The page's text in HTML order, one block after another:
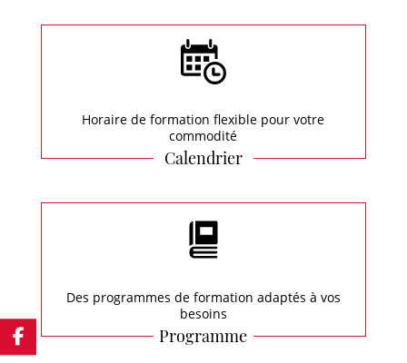
Horaire de formation flexible pour votre
commodité
Calendrier
Des programmes de formation adaptés à vos
besoins
Programme